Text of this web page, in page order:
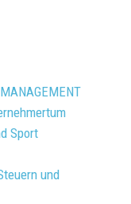
Sport
und